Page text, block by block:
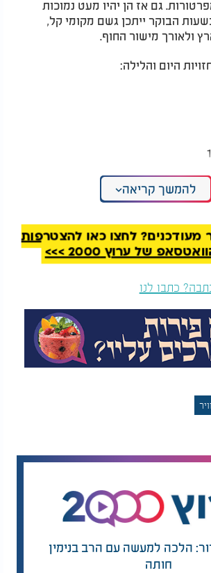
גם אז הן יהיו מעט נמוכות
הבוקר ייתכן גשם מקומי קל,
ולאורך מישור החוף.
היום והלילה:
להמשך קריאה
מעודכנים? לחצו כאן להצטרפות
של ערוץ 2000 >>>
כתבו לנו
הלכה למעשה עם הרב בנימין
חותה